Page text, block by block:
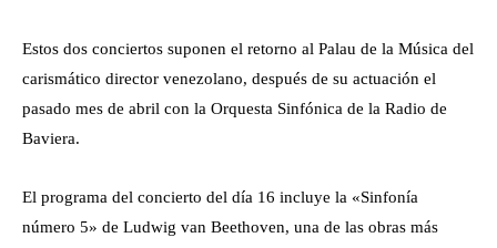
Estos dos conciertos suponen el retorno al Palau de la Música del
carismático director venezolano, después de su actuación el
pasado mes de abril con la Orquesta Sinfónica de la Radio de
Baviera.
El programa del concierto del día 16 incluye la «Sinfonía
número 5» de Ludwig van Beethoven, una de las obras más